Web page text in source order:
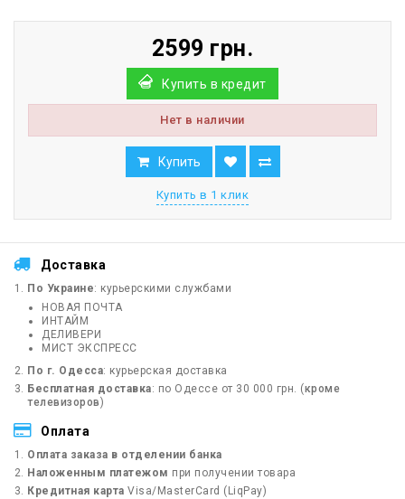
2599 грн.
Купить в кредит
Нет в наличии
Купить
Купить в 1 клик
Доставка
По Украине: курьерскими службами
НОВАЯ ПОЧТА
ИНТАЙМ
ДЕЛИВЕРИ
МИСТ ЭКСПРЕСС
По г. Одесса: курьерская доставка
Бесплатная доставка: по Одессе от 30 000 грн. (кроме
телевизоров)
Оплата
Оплата заказа в отделении банка
Наложенным платежом при получении товара
Кредитная карта Visa/MasterCard (LiqPay)